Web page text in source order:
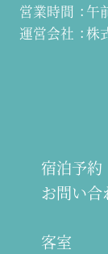
営業時間
午
運営会社
株
宿泊予約
お問い合
客室